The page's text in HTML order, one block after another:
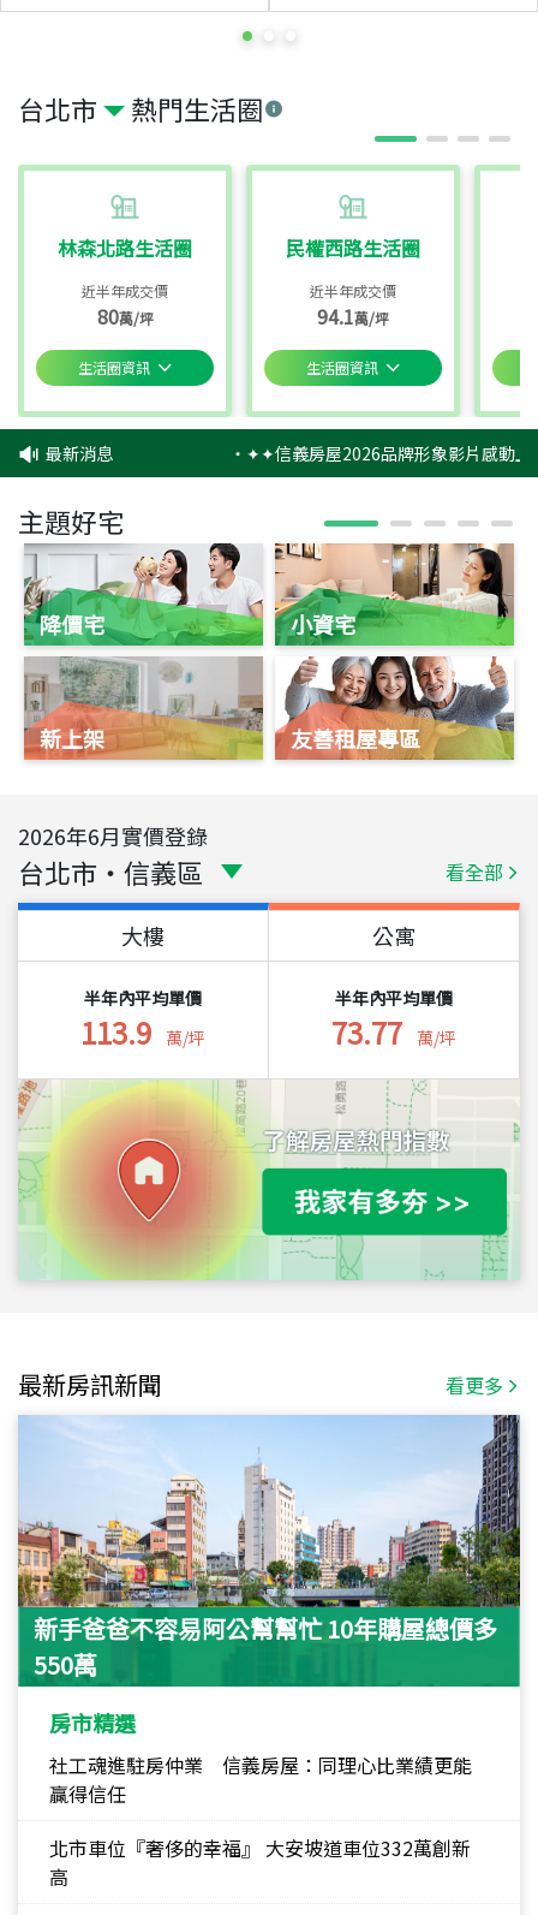
台北市 熱門生活圈
林森北路生活圈
近半年成交價
80萬/坪
生活圈資訊
民權西路生活圈
近半年成交價
94.1萬/坪
生活圈資訊
最新消息 ‧✦✦信義房屋2026品牌形象影片感動上
主題好宅
降價宅
新上架
小資宅
友善租屋專區
2026年6月實價登錄
台北市 ・ 信義區 看全部
大樓
半年內平均單價
113.9 萬/坪
公寓
半年內平均單價
73.77 萬/坪
最新房訊新聞 看更多
新手爸爸不容易阿公幫幫忙 10年購屋總價多
550萬
房市精選
社工魂進駐房仲業 信義房屋：同理心比業績更能
贏得信任
北市車位『奢侈的幸福』 大安坡道車位332萬創新
高